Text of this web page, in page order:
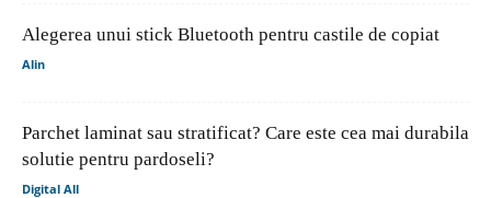
Alegerea unui stick Bluetooth pentru castile de copiat
Alin
Parchet laminat sau stratificat? Care este cea mai durabila
solutie pentru pardoseli?
Digital All